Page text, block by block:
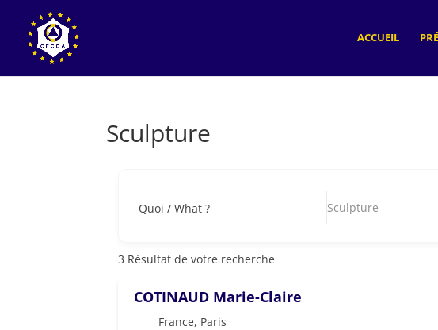
ACCUEIL
Sculpture
Quoi / What ? Sculpture
3 Résultat de votre recherche
COTINAUD Marie-Claire
France, Paris